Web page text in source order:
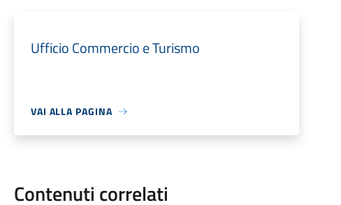
Ufficio Commercio e Turismo
VAI ALLA PAGINA
Contenuti correlati